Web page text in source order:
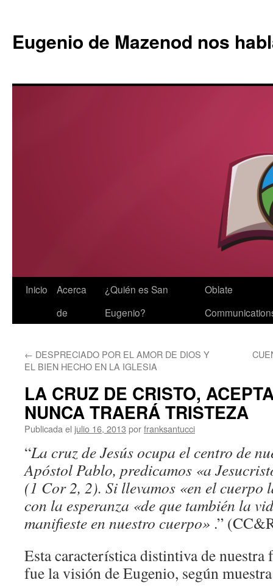
Eugenio de Mazenod nos
Saltar
Inicio
Acerca
de
¿Quién es San
Eugenio?
Oblate
← DESPRECIADO POR EL AMOR DE DIOS Y
EL BIEN HECHO EN LA IGLESIA
LA CRUZ DE CRISTO,
NUNCA TRAERÁ TRISTEZA
Publicada el julio 16, 2013 porfranksantucci
“La cruz de Jesús ocupa el centro de
Apóstol Pablo, predicamos «a
(1 Cor 2, 2). Si llevamos «en el cuerpo
con la esperanza «de que también la
manifieste en nuestro cuerpo» .”
Esta característica distintiva de
fue la visión de Eugenio, según